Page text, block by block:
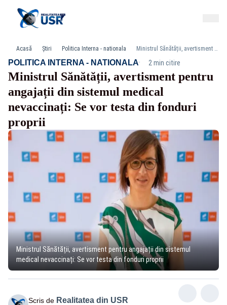
Acasă Știri Politica Interna - nationala Ministrul Sănătății, avertisment pentru angajații din sistemul medical nevaccinați: Se vor testa din fonduri proprii
POLITICA INTERNA - NATIONALA· 2 min citire
Ministrul Sănătății, avertisment pentru
angajații din sistemul medical
nevaccinați: Se vor testa din fonduri
proprii
Ministrul Sănătății, avertisment pentru angajații din sistemul
medical nevaccinați: Se vor testa din fonduri proprii
Scris de Realitatea din USR